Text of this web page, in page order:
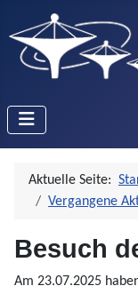
Aktuelle Seite:
Vergangene
Besuch
Am 23.07.2025